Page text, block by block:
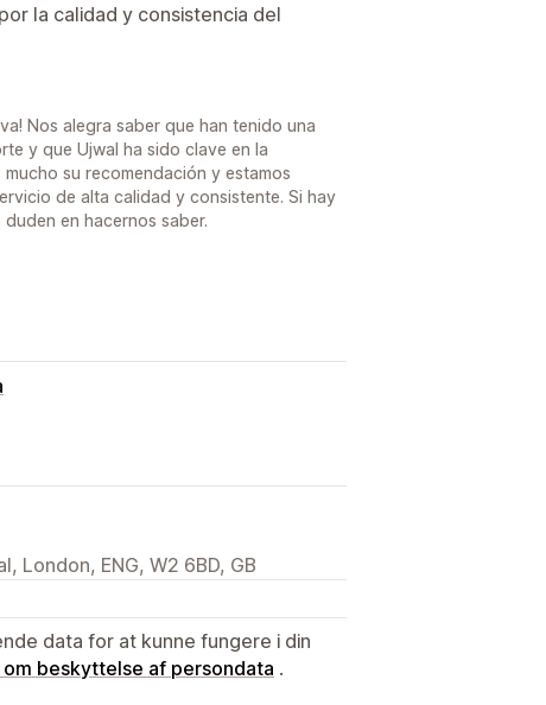
la calidad y consistencia del
Nos alegra saber que han tenido una
y que Ujwal ha sido clave en la
su recomendación y estamos
de alta calidad y consistente. Si hay
en hacernos saber.
London, ENG, W2 6BD, GB
data for at kunne fungere i din
beskyttelse af persondata .